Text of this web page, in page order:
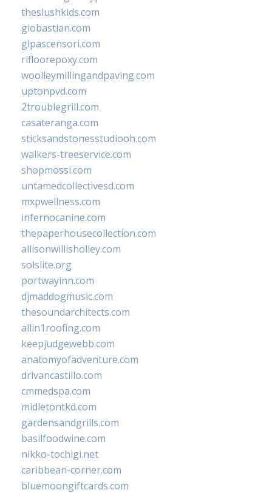
theslushkids.com
giobastian.com
glpascensori.com
rifloorepoxy.com
woolleymillingandpaving.com
uptonpvd.com
2troublegrill.com
casateranga.com
sticksandstonesstudiooh.com
walkers-treeservice.com
shopmossi.com
untamedcollectivesd.com
mxpwellness.com
infernocanine.com
thepaperhousecollection.com
allisonwillisholley.com
solslite.org
portwayinn.com
djmaddogmusic.com
thesoundarchitects.com
allin1roofing.com
keepjudgewebb.com
anatomyofadventure.com
drivancastillo.com
cmmedspa.com
midletontkd.com
gardensandgrills.com
basilfoodwine.com
nikko-tochigi.net
caribbean-corner.com
bluemoongiftcards.com